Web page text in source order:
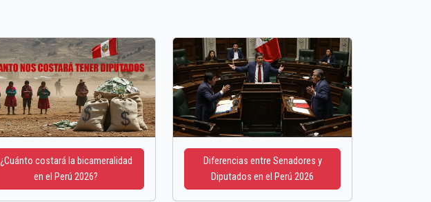
¿Cuánto costará la bicameralidad
en el Perú 2026?
Diferencias entre Senadores y
Diputados en el Perú 2026